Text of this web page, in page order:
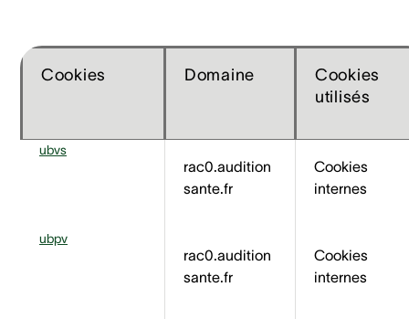
Cookies Domaine
Cookies
utilisés
ubvs
rac0.audition
sante.fr
Cookies
internes
ubpv
rac0.audition
sante.fr
Cookies
internes